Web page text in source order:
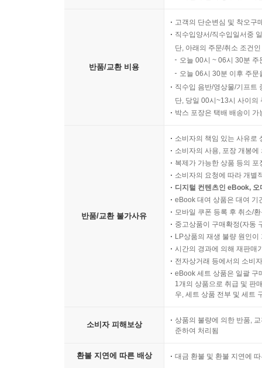
반품/교환 비용
고객의 단순변심 및 착오구
직수입양서/직수입일서중
단, 아래의 주문/취소 조건
오늘 00시 ~ 06시 30분
오늘 06시 30분 이후 주
직수입 음반/영상물/기프트
단, 당일 00시~13시 사이의
박스 포장은 택배 배송이
반품/교환 불가사유
소비자의 책임 있는 사유로
소비자의 사용, 포장 개봉
복제가 가능한 상품 등의
소비자의 요청에 따라 개별
디지털 컨텐츠인 eBook,
eBook 대여 상품은 대여 기
모바일 쿠폰 등록 후 취소/
중고상품이 구매확정(자동
LP상품의 재생 불량 원인
시간의 경과에 의해 재판매
전자상거래 등에서의 소비
eBook 세트 상품은 일괄 구
1개의 상품으로 취급 및 판
우, 세트 상품 전부 및 세트
소비자 피해보상
상품의 불량에 의한 반품,
준하여 처리됨
환불 지연에 따른 배상 대금 환불 및 환불 지연에